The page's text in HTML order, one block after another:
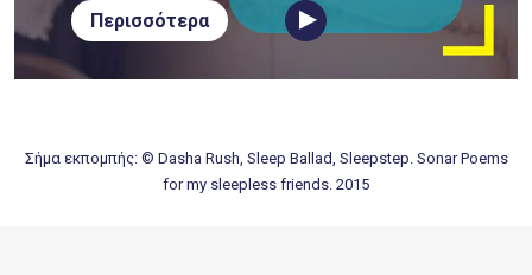
Περισσότερα
Σήμα εκπομπής: © Dasha Rush, Sleep Ballad, Sleepstep. Sonar Poems
for my sleepless friends. 2015